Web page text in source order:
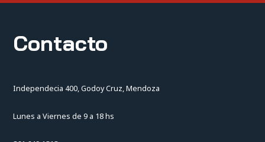
Contacto
Independecia 400, Godoy Cruz, Mendoza
Lunes a Viernes de 9 a 18 hs